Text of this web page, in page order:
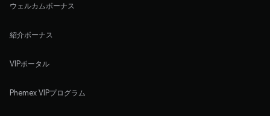
ウェルカムボーナス
紹介ボーナス
VIPポータル
Phemex VIPプログラム